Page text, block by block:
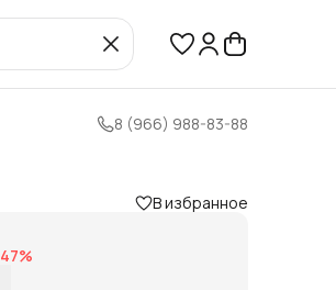
8 (966) 988-83-88
В избранное
47%